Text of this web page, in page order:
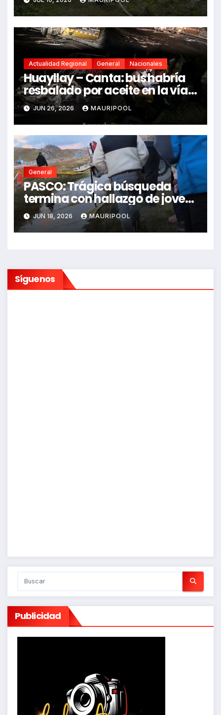
Actualidad Regional General Nacionales
Huayllay – Canta: bus habría
resbalado por aceite en la vía e
impactó auto siniestrado
dejando dos fallecidos
JUN 26, 2026 MAURIPOOL
General
PASCO: Trágica búsqueda
termina con hallazgo de joven
sin vida en Rancas
JUN 18, 2026 MAURIPOOL
Síguenos
Publicidad